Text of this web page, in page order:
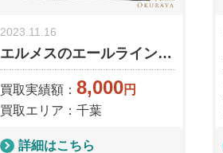
2023.11.16
エルメスのエールライン…
買取実績額： 8,000円
買取エリア：千葉
詳細はこちら